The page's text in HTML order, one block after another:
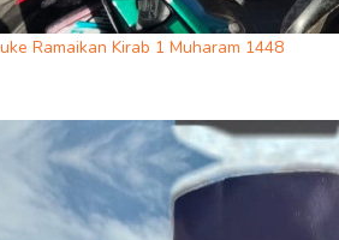
Ramaikan Kirab 1 Muharam 1448